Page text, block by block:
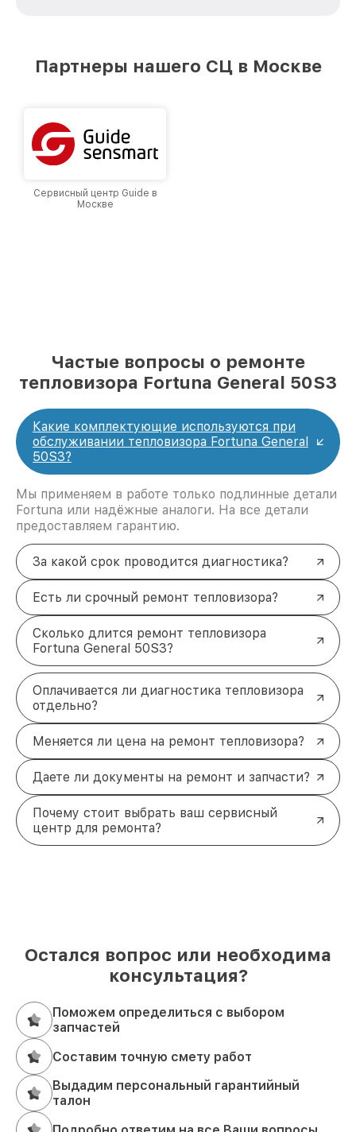
лучшим сервисным центром Fortuna в городе
Партнеры нашего СЦ в Москве
Сервисный центр Guide в
Москве
Частые вопросы о ремонте
тепловизора Fortuna General 50S3
Какие комплектующие используются при
обслуживании тепловизора Fortuna General
50S3?
Мы применяем в работе только подлинные детали
Fortuna или надёжные аналоги. На все детали
предоставляем гарантию.
За какой срок проводится диагностика?
Есть ли срочный ремонт тепловизора?
Сколько длится ремонт тепловизора
Fortuna General 50S3?
Оплачивается ли диагностика тепловизора
отдельно?
Меняется ли цена на ремонт тепловизора?
Даете ли документы на ремонт и запчасти?
Почему стоит выбрать ваш сервисный
центр для ремонта?
Остался вопрос или необходима
консультация?
Поможем определиться с выбором
запчастей
Составим точную смету работ
Выдадим персональный гарантийный
талон